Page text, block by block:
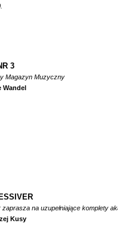
3
Magazyn Muzyczny
Wandel
na uzupełniające komplety
Kusy